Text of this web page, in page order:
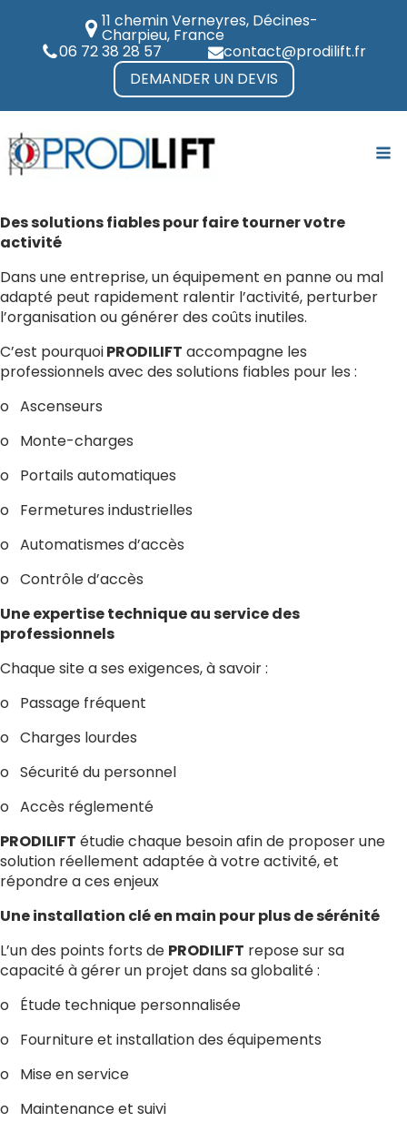
11 chemin Verneyres, Décines-
Charpieu, France
06 72 38 28 57
contact@prodilift.fr
DEMANDER UN DEVIS
Des solutions fiables pour faire tourner votre
activité
Dans une entreprise, un équipement en panne ou mal
adapté peut rapidement ralentir l’activité, perturber
l’organisation ou générer des coûts inutiles.
C’est pourquoiPRODILIFT accompagne les
professionnels avec des solutions fiables pour les :
o Ascenseurs
o Monte-charges
o Portails automatiques
o Fermetures industrielles
o Automatismes d’accès
o Contrôle d’accès
Une expertise technique au service des
professionnels
Chaque site a ses exigences, à savoir :
o Passage fréquent
o Charges lourdes
o Sécurité du personnel
o Accès réglementé
PRODILIFT étudie chaque besoin afin de proposer une
solution réellement adaptée à votre activité, et
répondre a ces enjeux
Une installation clé en main pour plus de sérénité
L’un des points forts de PRODILIFT repose sur sa
capacité à gérer un projet dans sa globalité :
o Étude technique personnalisée
o Fourniture et installation des équipements
o Mise en service
o Maintenance et suivi